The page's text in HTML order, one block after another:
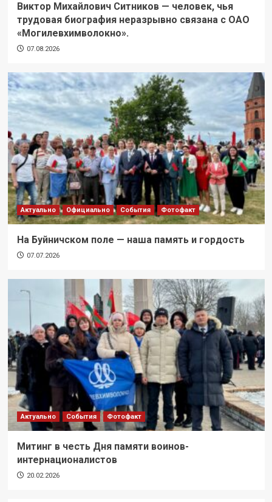
Виктор Михайлович Ситников — человек, чья
трудовая биография неразрывно связана с ОАО
«Могилевхимволокно».
07.08.2026
Актуально Официально События Фотофакт
На Буйничском поле — наша память и гордость
07.07.2026
Актуально События Фотофакт
Митинг в честь Дня памяти воинов-
интернационалистов
20.02.2026